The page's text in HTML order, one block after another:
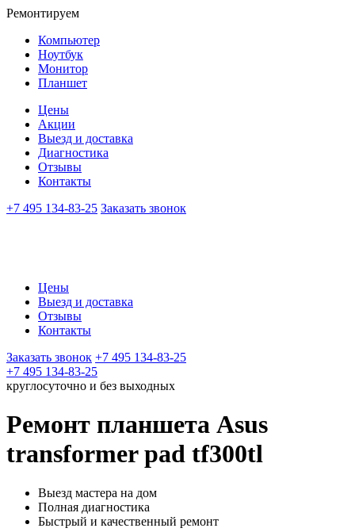
Ремонтируем
Компьютер
Ноутбук
Монитор
Планшет
Цены
Акции
Выезд и доставка
Диагностика
Отзывы
Контакты
+7 495 134-83-25 Заказать звонок
Цены
Выезд и доставка
Отзывы
Контакты
Заказать звонок +7 495 134-83-25
+7 495 134-83-25
круглосуточно и без выходных
Ремонт планшета Asus
transformer pad tf300tl
Выезд мастера на дом
Полная диагностика
Быстрый и качественный ремонт